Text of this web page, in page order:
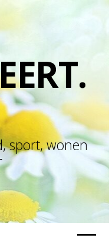
sport, wonen